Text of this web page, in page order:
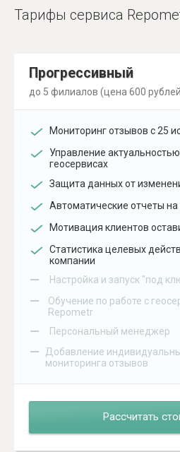
Тарифы сервиса
Прогрессивный
до 5 филиалов (цена 600
Мониторинг отзывов с 25
Управление
геосервисах
Защита данных от
Автоматические отчеты на
Мотивация клиентов
Статистика целевых
компании
– Настройка и запуск "под
–
Обучение по работе с
Repometr
– Персональный менеджер
–
Добавление
мониторинга отзывов
Рассчитать